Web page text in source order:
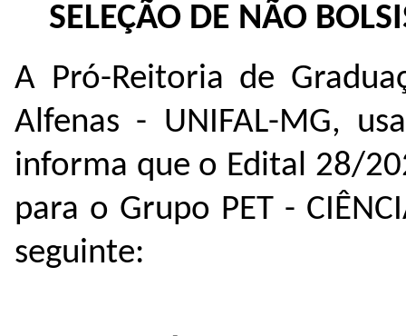
SELEÇÃO DE NÃO
A Pró-Reitoria de
Alfenas - UNIFAL-MG,
informa que o Edital 28/
para o Grupo PET -
seguinte: